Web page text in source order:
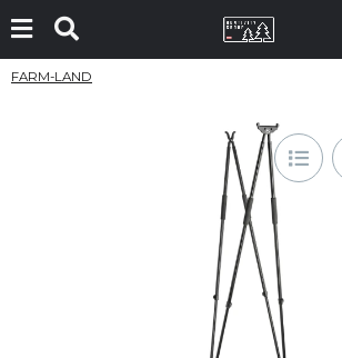
FARM-LAND